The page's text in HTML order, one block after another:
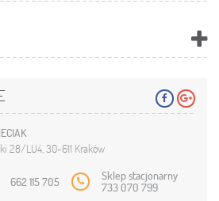
28/LU4, 30-611 Kraków
662 115 705 Sklep stacjonarny
733 070 799